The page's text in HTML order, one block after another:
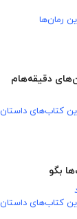
رمان‌ها
دقیقه‌هام
کتاب‌های داستان
بگو
کتاب‌های داستان